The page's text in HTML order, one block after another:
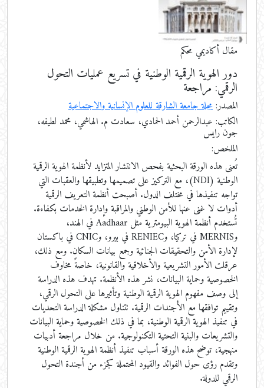
مقال أكاديمي محكم
دور الهوية الرقمية الوطنية في تسريع عمليات التحول
الرقمي: مراجعة
المصدر:مجلة جامعة الشارقة للعلوم الإنسانية والاجتماعية
الكاتب: عبدالرحمن أحمد الحمادي، سعادت م. الهاشمي، محمد لطيفه،
جون رايس
الملخص:
تُعنى هذه الورقة البحثية بفحص الانتشار المتزايد لأنظمة الهوية الرقمية
الوطنية (NDI)، مع التركيز على تصميمها وتطبيقها والعقبات التي
تواجه تنفيذها في مختلف الدول. أصبحت أنظمة التعريف الرقمية
أدوات لا غنى عنها للأمن الوطني والمراقبة وإدارة الخدمات بكفاءة.
تُستخدم أنظمة الهوية البيومترية مثل Aadhaar في الهند،
وMERNIS في تركيا، وRENIEC في بيرو، وCNIC في باكستان
لإدارة الأمن والتحقيقات الجنائية وجمع بيانات السكان. ومع ذلك،
عرقلت الأمور التشريعية والأخلاقية والقانونية، خاصةً مخاوف
الخصوصية وحماية البيانات، نشر هذه الأنظمة. تهدف هذه الدراسة
إلى وصف مفهوم الهوية الرقمية الوطنية وتأثيرها على التحول الرقمي،
وتقييم توافقها مع الأجندات الرقمية. تتناول مشكلة الدراسة التحديات
في تنفيذ الهوية الرقمية الوطنية، بما في ذلك الخصوصية وحماية البيانات
والتشريعات والبنية التحتية التكنولوجية. من خلال مراجعة أدبيات
منهجية، توضح هذه الورقة أسباب تنفيذ أنظمة الهوية الرقمية الوطنية
وتقدم رؤى حول الفوائد والقيود المحتملة كجزء من أجندة التحول
الرقمي للدولة.